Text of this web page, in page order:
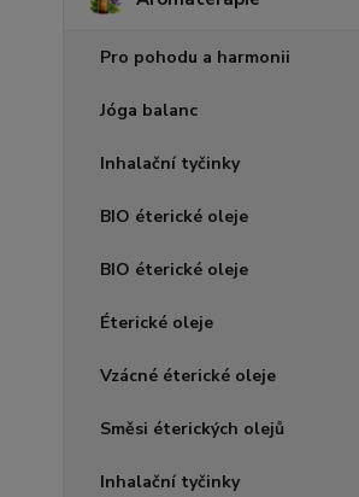
Pro pohodu a harmonii
Jóga balanc
Inhalační tyčinky
BIO éterické oleje
BIO éterické oleje
Éterické oleje
Vzácné éterické oleje
Směsi éterických olejů
Inhalační tyčinky